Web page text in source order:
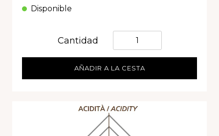
Disponible
Cantidad Quantità
AÑADIR A LA CESTA